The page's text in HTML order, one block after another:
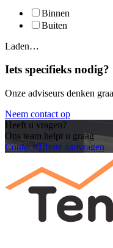
Binnen
Buiten
Laden…
Iets specifieks nodig?
Onze adviseurs denken
Neem contact op
Heeft u vragen?
Ons team helpt u graag
ContactOfferte aanvragen